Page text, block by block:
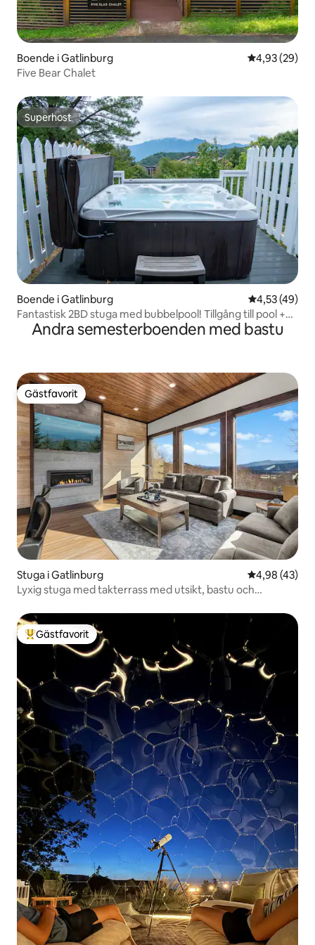
Boende i Gatlinburg 4,93 av 5 i
4,93 (29)
Five Bear Chalet
Superhost
Superhost
Boende i Gatlinburg 4,53 av 5 i
4,53 (49)
Fantastisk 2BD stuga med bubbelpool! Tillgång till pool +
bastu
Andra semesterboenden med bastu
Gästfavorit
Gästfavorit
Stuga i Gatlinburg 4,98 av 5 i
4,98 (43)
Lyxig stuga med takterrass med utsikt, bastu och
Populär gästfavorit
Gästfavorit